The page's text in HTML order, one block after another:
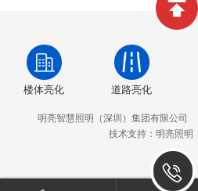
楼体亮化 道路亮化
明亮智慧照明（深圳）集团有限公司
技术支持：明亮照明